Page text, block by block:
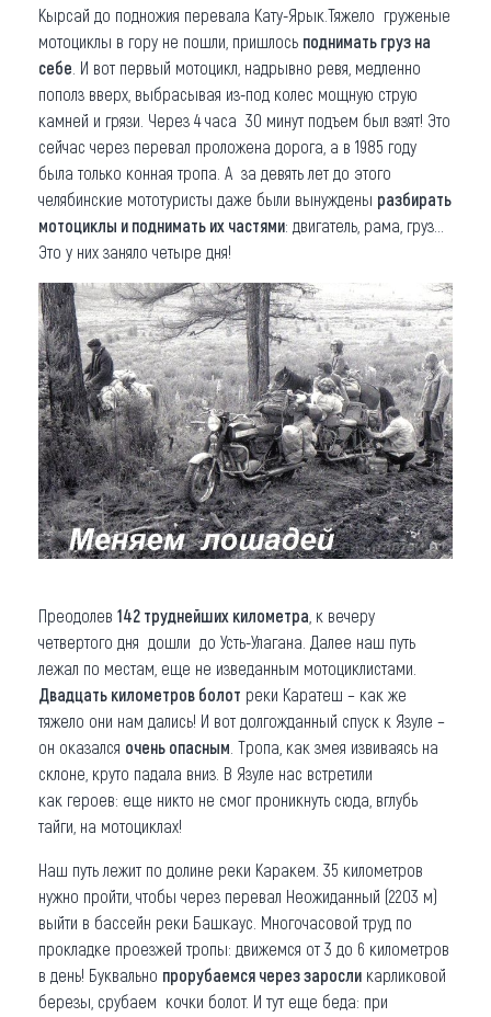
Кырсай до подножия перевала Кату-Ярык.Тяжело груженые
мотоциклы в гору не пошли, пришлось поднимать груз на
себе . И вот первый мотоцикл, надрывно ревя, медленно
пополз вверх, выбрасывая из-под колес мощную струю
камней и грязи. Через 4 часа 30 минут подъем был взят! Это
сейчас через перевал проложена дорога, а в 1985 году
была только конная тропа. А за девять лет до этого
челябинские мототуристы даже были вынуждены разбирать
мотоциклы и поднимать их частями: двигатель, рама, груз...
Это у них заняло четыре дня!
Преодолев 142 труднейших километра , к вечеру
четвертого дня дошли до Усть-Улагана. Далее наш путь
лежал по местам, еще не изведанным мотоциклистами.
Двадцать километров болот реки Каратеш – как же
тяжело они нам дались! И вот долгожданный спуск к Язуле –
он оказался очень опасным . Тропа, как змея извиваясь на
склоне, круто падала вниз. В Язуле нас встретили
как героев: еще никто не смог проникнуть сюда, вглубь
тайги, на мотоциклах!
Наш путь лежит по долине реки Каракем. 35 километров
нужно пройти, чтобы через перевал Неожиданный (2203 м)
выйти в бассейн реки Башкаус. Многочасовой труд по
прокладке проезжей тропы: движемся от 3 до 6 километров
в день! Буквально прорубаемся через заросли карликовой
березы, срубаем кочки болот. И тут еще беда: при